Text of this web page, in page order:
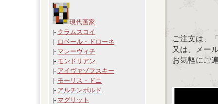
現代画家
|- クラムスコイ
|- ロベール・ドローネ
|- マレーヴィチ
|- モンドリアン
|- アイヴァゾフスキー
|- モーリス・ドニ
|- アルチンボルド
|- マグリット
ご注文は、
又は、メー
お気軽にご